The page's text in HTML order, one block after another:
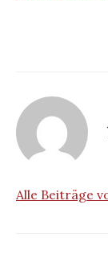
Alle Beiträge